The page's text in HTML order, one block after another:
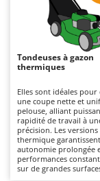
Aspirateurs
Aspirateurs
Atomiseurs
Atomiseurs
Autres
B
Balayeuses
AL-KO
ALA 2000
Alpina
Ama
Ambrogio
Annovi
ANTHBOT
Archman
Tondeuses à gazon
thermiques
Elles sont idéales
une coupe nette et
pelouse, alliant
rapidité de travail à
précision. Les
thermique
autonomie prolongée
performances
sur de grandes